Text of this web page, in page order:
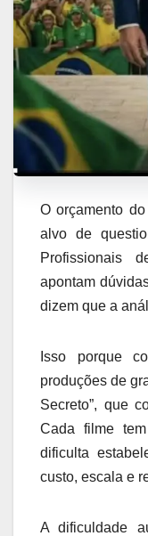
O orçamento
alvo de
Profissionais
apontam
dizem que a
Isso porque
produções de
Secreto”, que
Cada filme
dificulta
custo, escala e
A dificuldade